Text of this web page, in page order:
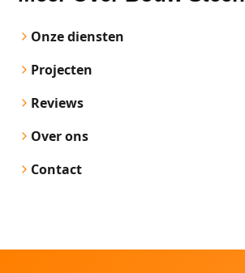
Onze diensten
Projecten
Reviews
Over ons
Contact